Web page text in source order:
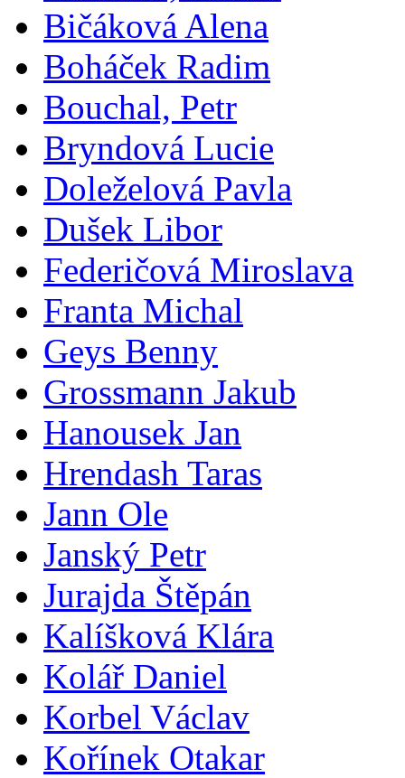
Bičáková Alena
Boháček Radim
Bouchal, Petr
Bryndová Lucie
Doleželová Pavla
Dušek Libor
Federičová Miroslava
Franta Michal
Geys Benny
Grossmann Jakub
Hanousek Jan
Hrendash Taras
Jann Ole
Janský Petr
Jurajda Štěpán
Kalíšková Klára
Kolář Daniel
Korbel Václav
Kořínek Otakar